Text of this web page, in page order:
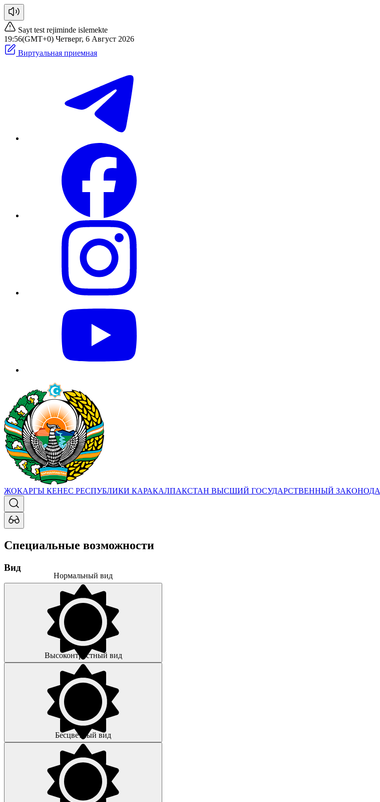
Sayt test rejiminde islemekte
19:56(GMT+0) Четверг, 6 Август 2026
Виртуальная приемная
ЖОКАРГЫ КЕНЕС РЕСПУБЛИКИ КАРАКАЛПАКСТАН ВЫСШИЙ ГOСУДАРСТВЕННЫЙ
Специальные возможности
Вид
Нормальный вид
Высоконтрастный вид
Бесцветный вид